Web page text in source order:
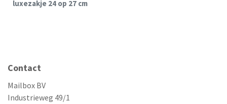
luxezakje 24 op 27 cm
Contact
Mailbox BV
Industrieweg 49/1